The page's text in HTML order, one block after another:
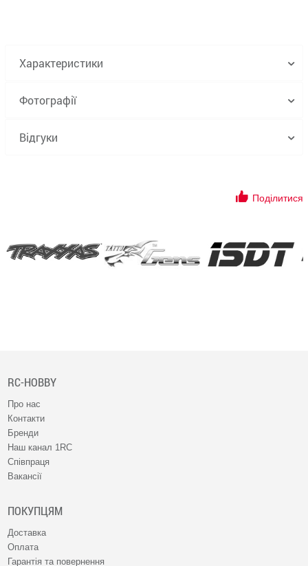
Характеристики
Фотографії
Відгуки
Поділитися
RC-HOBBY
Про нас
Контакти
Бренди
Наш канал 1RC
Співпраця
Вакансії
ПОКУПЦЯМ
Доставка
Оплата
Гарантія та повернення